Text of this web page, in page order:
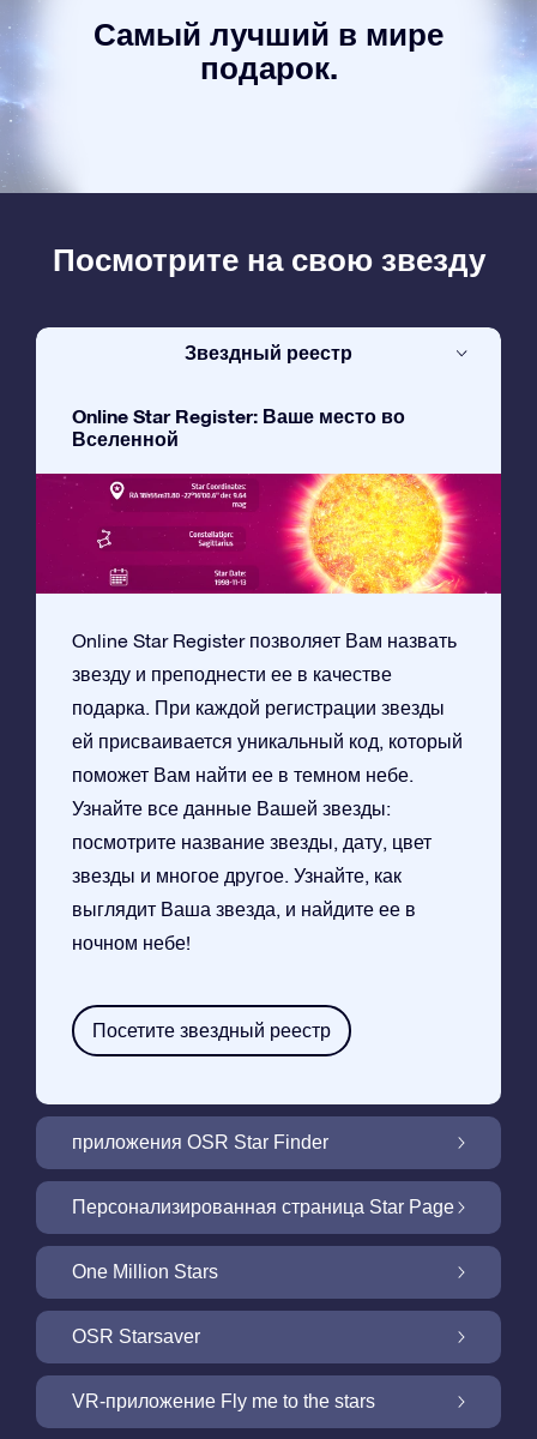
Самый лучший в мире
подарок.
Посмотрите на свою звезду
Звездный реестр
Online Star Register: Ваше место во
Вселенной
Online Star Register позволяет Вам назвать
звезду и преподнести ее в качестве
подарка. При каждой регистрации звезды
ей присваивается уникальный код, который
поможет Вам найти ее в темном небе.
Узнайте все данные Вашей звезды:
посмотрите название звезды, дату, цвет
звезды и многое другое. Узнайте, как
выглядит Ваша звезда, и найдите ее в
ночном небе!
Посетите звездный реестр
приложения OSR Star Finder
Найдите свою звезду на ночном небе с
Finder
Персонализированная страница Star Page
Персонализируйте свой подарок Star
Page
One Million Stars
One Million Stars: Исследуйте нашу
OSR Starsaver
Осветите свой экран с помощью OSR
VR-приложение Fly me to the stars